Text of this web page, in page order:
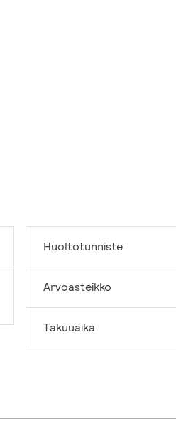
Huoltotunniste
Arvoasteikko
Takuuaika